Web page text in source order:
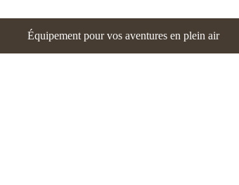
Équipement pour vos aventures en plein air